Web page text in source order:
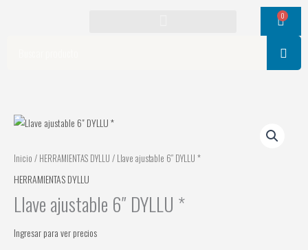
0
Cart
Inicio / HERRAMIENTAS DYLLU / Llave ajustable 6″ DYLLU *
HERRAMIENTAS DYLLU
Llave ajustable 6″ DYLLU *
Ingresar para ver precios